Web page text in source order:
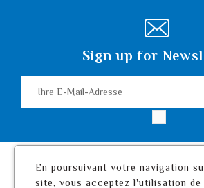
Sign up for
En poursuivant votre navigation
site, vous acceptez l'utilisation de